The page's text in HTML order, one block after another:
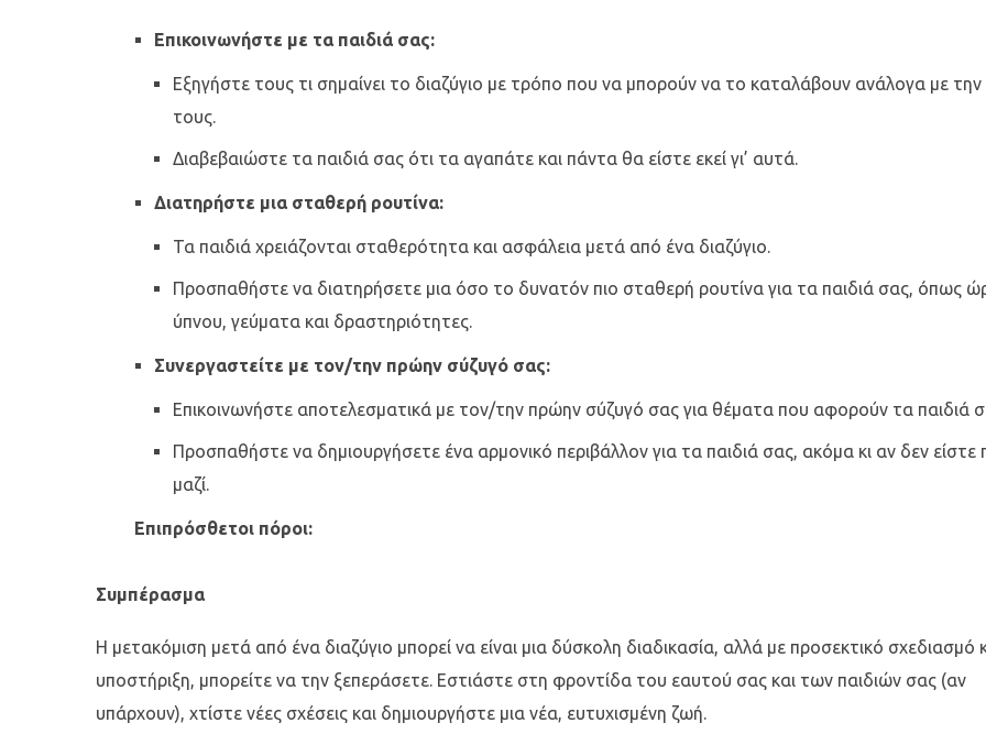
Επικοινωνήστε με τα παιδιά σας:
Εξηγήστε τους τι σημαίνει το διαζύγιο με τρόπο που να μπορούν να το καταλάβουν ανάλογα με την
τους.
Διαβεβαιώστε τα παιδιά σας ότι τα αγαπάτε και πάντα θα είστε εκεί γι’ αυτά.
Διατηρήστε μια σταθερή ρουτίνα:
Τα παιδιά χρειάζονται σταθερότητα και ασφάλεια μετά από ένα διαζύγιο.
Προσπαθήστε να διατηρήσετε μια όσο το δυνατόν πιο σταθερή ρουτίνα για τα παιδιά σας, όπως
ύπνου, γεύματα και δραστηριότητες.
Συνεργαστείτε με τον/την πρώην σύζυγό σας:
Επικοινωνήστε αποτελεσματικά με τον/την πρώην σύζυγό σας για θέματα που αφορούν τα παιδιά
Προσπαθήστε να δημιουργήσετε ένα αρμονικό περιβάλλον για τα παιδιά σας, ακόμα κι αν δεν είστε
μαζί.
Επιπρόσθετοι πόροι:
Συμπέρασμα
Η μετακόμιση μετά από ένα διαζύγιο μπορεί να είναι μια δύσκολη διαδικασία, αλλά με προσεκτικό σχεδιασμό
υποστήριξη, μπορείτε να την ξεπεράσετε. Εστιάστε στη φροντίδα του εαυτού σας και των παιδιών σας (αν
υπάρχουν), χτίστε νέες σχέσεις και δημιουργήστε μια νέα, ευτυχισμένη ζωή.